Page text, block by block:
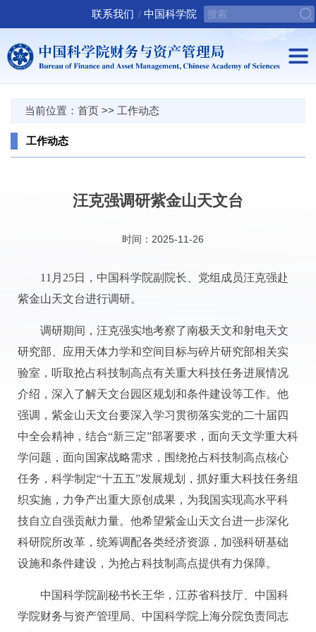
联系我们 /中国科学院
当前位置： 首页 >> 工作动态
工作动态
汪克强调研紫金山天文台
时间：2025-11-26
11月25日，中国科学院副院长、党组成员汪克强赴
紫金山天文台进行调研。
调研期间，汪克强实地考察了南极天文和射电天文
研究部、应用天体力学和空间目标与碎片研究部相关实
验室，听取抢占科技制高点有关重大科技任务进展情况
介绍，深入了解天文台园区规划和条件建设等工作。他
强调，紫金山天文台要深入学习贯彻落实党的二十届四
中全会精神，结合“新三定”部署要求，面向天文学重大科
学问题，面向国家战略需求，围绕抢占科技制高点核心
任务，科学制定“十五五”发展规划，抓好重大科技任务组
织实施，力争产出重大原创成果，为我国实现高水平科
技自立自强贡献力量。他希望紫金山天文台进一步深化
科研院所改革，统筹调配各类经济资源，加强科研基础
设施和条件建设，为抢占科技制高点提供有力保障。
中国科学院副秘书长王华，江苏省科技厅、中国科
学院财务与资产管理局、中国科学院上海分院负责同志